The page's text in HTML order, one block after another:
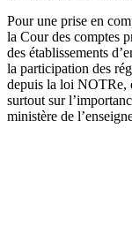
Pour une prise en
la Cour des comptes
des établissements
la participation des
depuis la loi NOTRe,
surtout sur
ministère de